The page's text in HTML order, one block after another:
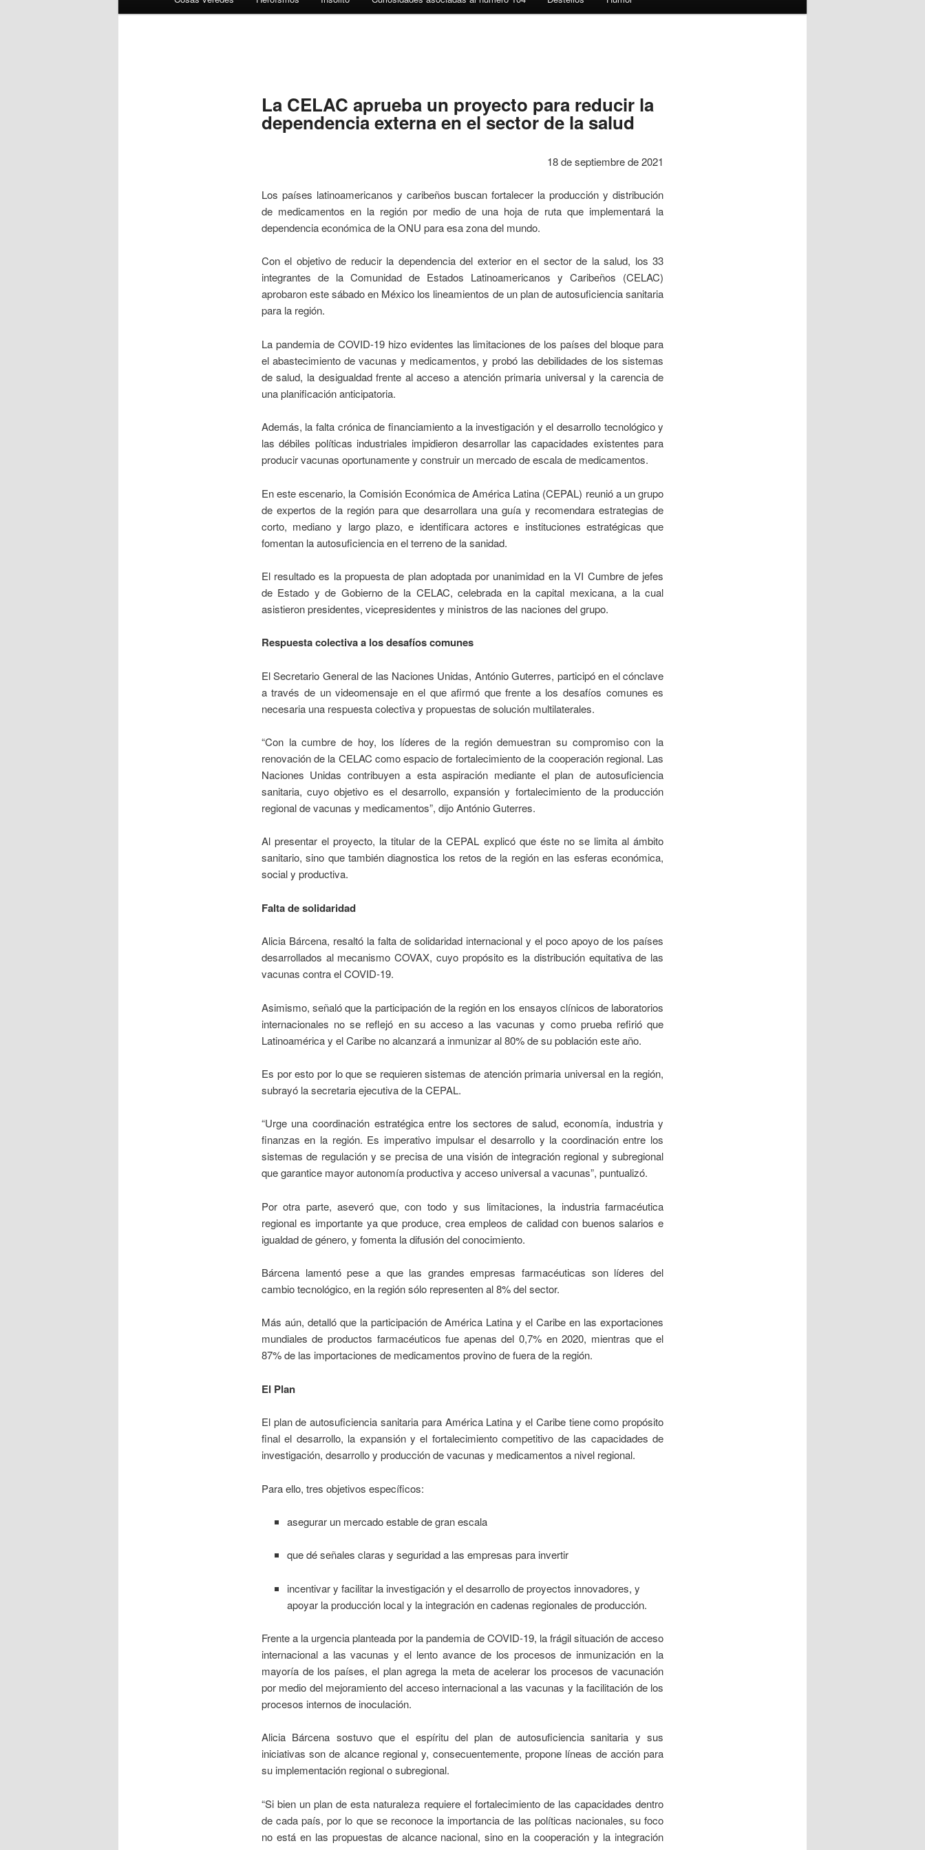
La CELAC aprueba un proyecto para reducir la
dependencia externa en el sector de la salud
18 de septiembre de 2021
Los países latinoamericanos y caribeños buscan fortalecer la producción y distribución
de medicamentos en la región por medio de una hoja de ruta que implementará la
dependencia económica de la ONU para esa zona del mundo.
Con el objetivo de reducir la dependencia del exterior en el sector de la salud, los 33
integrantes de la Comunidad de Estados Latinoamericanos y Caribeños (CELAC)
aprobaron este sábado en México los lineamientos de un plan de autosuficiencia sanitaria
para la región.
La pandemia de COVID-19 hizo evidentes las limitaciones de los países del bloque para
el abastecimiento de vacunas y medicamentos, y probó las debilidades de los sistemas
de salud, la desigualdad frente al acceso a atención primaria universal y la carencia de
una planificación anticipatoria.
Además, la falta crónica de financiamiento a la investigación y el desarrollo tecnológico y
las débiles políticas industriales impidieron desarrollar las capacidades existentes para
producir vacunas oportunamente y construir un mercado de escala de medicamentos.
En este escenario, la Comisión Económica de América Latina (CEPAL) reunió a un grupo
de expertos de la región para que desarrollara una guía y recomendara estrategias de
corto, mediano y largo plazo, e identificara actores e instituciones estratégicas que
fomentan la autosuficiencia en el terreno de la sanidad.
El resultado es la propuesta de plan adoptada por unanimidad en la VI Cumbre de jefes
de Estado y de Gobierno de la CELAC, celebrada en la capital mexicana, a la cual
asistieron presidentes, vicepresidentes y ministros de las naciones del grupo.
Respuesta colectiva a los desafíos comunes
El Secretario General de las Naciones Unidas, António Guterres, participó en el cónclave
a través de un videomensaje en el que afirmó que frente a los desafíos comunes es
necesaria una respuesta colectiva y propuestas de solución multilaterales.
“Con la cumbre de hoy, los líderes de la región demuestran su compromiso con la
renovación de la CELAC como espacio de fortalecimiento de la cooperación regional. Las
Naciones Unidas contribuyen a esta aspiración mediante el plan de autosuficiencia
sanitaria, cuyo objetivo es el desarrollo, expansión y fortalecimiento de la producción
regional de vacunas y medicamentos”, dijo António Guterres.
Al presentar el proyecto, la titular de la CEPAL explicó que éste no se limita al ámbito
sanitario, sino que también diagnostica los retos de la región en las esferas económica,
social y productiva.
Falta de solidaridad
Alicia Bárcena, resaltó la falta de solidaridad internacional y el poco apoyo de los países
desarrollados al mecanismo COVAX, cuyo propósito es la distribución equitativa de las
vacunas contra el COVID-19.
Asimismo, señaló que la participación de la región en los ensayos clínicos de laboratorios
internacionales no se reflejó en su acceso a las vacunas y como prueba refirió que
Latinoamérica y el Caribe no alcanzará a inmunizar al 80% de su población este año.
Es por esto por lo que se requieren sistemas de atención primaria universal en la región,
subrayó la secretaria ejecutiva de la CEPAL.
“Urge una coordinación estratégica entre los sectores de salud, economía, industria y
finanzas en la región. Es imperativo impulsar el desarrollo y la coordinación entre los
sistemas de regulación y se precisa de una visión de integración regional y subregional
que garantice mayor autonomía productiva y acceso universal a vacunas”, puntualizó.
Por otra parte, aseveró que, con todo y sus limitaciones, la industria farmacéutica
regional es importante ya que produce, crea empleos de calidad con buenos salarios e
igualdad de género, y fomenta la difusión del conocimiento.
Bárcena lamentó pese a que las grandes empresas farmacéuticas son líderes del
cambio tecnológico, en la región sólo representen al 8% del sector.
Más aún, detalló que la participación de América Latina y el Caribe en las exportaciones
mundiales de productos farmacéuticos fue apenas del 0,7% en 2020, mientras que el
87% de las importaciones de medicamentos provino de fuera de la región.
El Plan
El plan de autosuficiencia sanitaria para América Latina y el Caribe tiene como propósito
final el desarrollo, la expansión y el fortalecimiento competitivo de las capacidades de
investigación, desarrollo y producción de vacunas y medicamentos a nivel regional.
Para ello, tres objetivos específicos:
asegurar un mercado estable de gran escala
que dé señales claras y seguridad a las empresas para invertir
incentivar y facilitar la investigación y el desarrollo de proyectos innovadores, y
apoyar la producción local y la integración en cadenas regionales de producción.
Frente a la urgencia planteada por la pandemia de COVID-19, la frágil situación de acceso
internacional a las vacunas y el lento avance de los procesos de inmunización en la
mayoría de los países, el plan agrega la meta de acelerar los procesos de vacunación
por medio del mejoramiento del acceso internacional a las vacunas y la facilitación de los
procesos internos de inoculación.
Alicia Bárcena sostuvo que el espíritu del plan de autosuficiencia sanitaria y sus
iniciativas son de alcance regional y, consecuentemente, propone líneas de acción para
su implementación regional o subregional.
“Si bien un plan de esta naturaleza requiere el fortalecimiento de las capacidades dentro
de cada país, por lo que se reconoce la importancia de las políticas nacionales, su foco
no está en las propuestas de alcance nacional, sino en la cooperación y la integración